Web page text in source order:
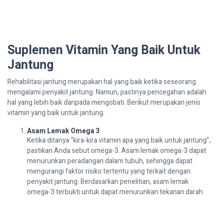
SuplemenVitamin Yang BaikUntuk
Jantung
Rehabilitasijantungmerupakanhalyangbaikketikaseseorang
mengalamipenyakitjantung.Namun,pastinyapencegahanadalah
halyanglebihbaikdaripadamengobati.Berikutmerupakanjenis
vitamin yangbaikuntukjantung.
Asam Lemak Omega 3
Ketikaditanya“kira-kiravitaminapayangbaikuntukjantung”,
pastikanAndasebutomega-3. Asam lemak omega-3dapat
menurunkanperadangandalamtubuh,sehinggadapat
mengurangifaktorrisikotertentuyangterkaitdengan
penyakitjantung.Berdasarkanpenelitian,asamlemak
omega-3terbuktiuntukdapatmenurunkantekanandarah.